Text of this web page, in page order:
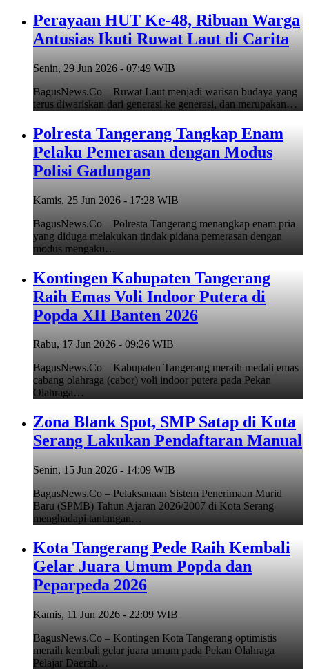
Perayaan HUT Ke-48, Ribuan Warga
Antusias Ikuti Ruwat Laut di Carita
Senin, 29 Jun 2026 - 07:49 WIB
BagusNews.Co – Ruwat Laut menjadi warisan budaya yang
terus diwariskan dari generasi ke generasi, dan merupakan…
Polresta Tangerang Tangkap Enam
Pelaku Pemerasan dengan Modus
Polisi Gadungan
Kamis, 25 Jun 2026 - 17:28 WIB
BagusNews.Co – Polresta Tangerang menangkap enam pria
yang diduga melakukan tindak pidana pemerasan dengan
modus mengaku…
Kontingen Kabupaten Tangerang
Raih Emas Voli Indoor Putera di
Popda XII Banten 2026
Rabu, 17 Jun 2026 - 09:26 WIB
BagusNews.Co – Kabupaten Tangerang meraih medali emas
cabang olahraga (cabor) voli indoor putera pada Pekan
Olahraga…
Zona Blank Spot, SMP Satap di Kota
Serang Lakukan Pendaftaran Manual
Senin, 15 Jun 2026 - 14:09 WIB
BagusNews.Co – Pelaksanaan Sistem Penerimaan Murid
Baru (SPMB) Tahun Ajaran 2026/2007 di Kota Serang
menghadapi tantangan…
Kota Tangerang Pede Raih Kembali
Gelar Juara Umum Popda dan
Peparpeda 2026
Kamis, 11 Jun 2026 - 22:09 WIB
BagusNews.Co – Kontingen Kota Tangerang optimistis
meraih kembali gelar juara umum pada Pekan Olahraga
Pelajar Daerah…